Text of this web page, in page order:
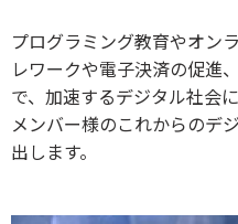
プログラミング教育やオン
レワークや電子決済の促進
で、加速するデジタル社会
メンバー様のこれからのデ
出します。